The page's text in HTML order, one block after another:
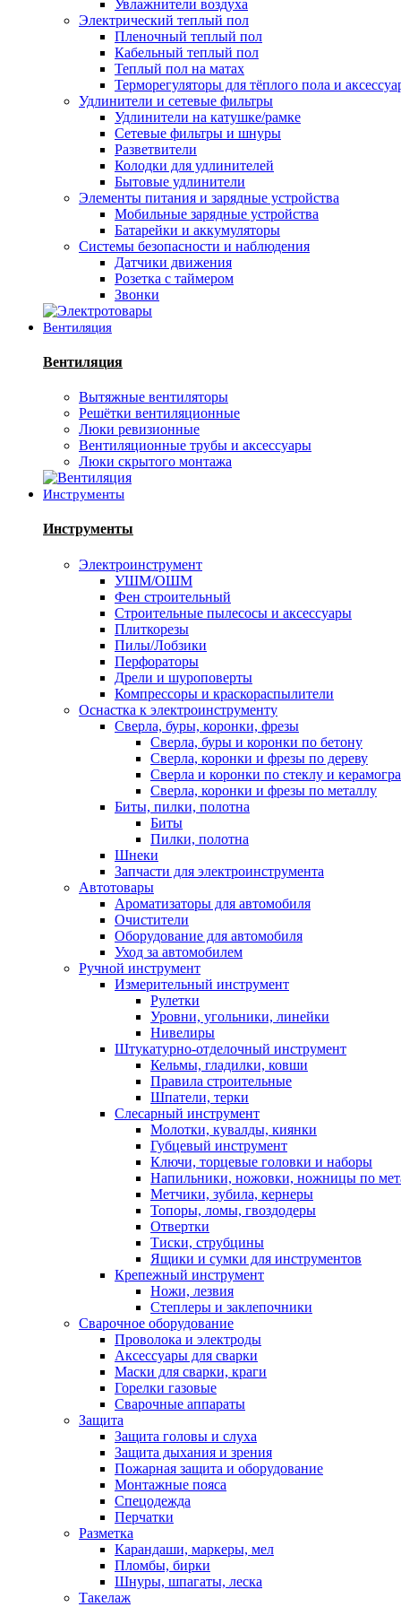
Увлажнители воздуха
Электрический теплый пол
Пленочный теплый пол
Кабельный теплый пол
Теплый пол на матах
Терморегуляторы для тёплого пола и
Удлинители и сетевые фильтры
Удлинители на катушке/рамке
Сетевые фильтры и шнуры
Разветвители
Колодки для удлинителей
Бытовые удлинители
Элементы питания и зарядные устройства
Мобильные зарядные устройства
Батарейки и аккумуляторы
Системы безопасности и наблюдения
Датчики движения
Розетка с таймером
Звонки
Вентиляция
Вентиляция
Вытяжные вентиляторы
Решётки вентиляционные
Люки ревизионные
Вентиляционные трубы и аксессуары
Люки скрытого монтажа
Инструменты
Инструменты
Электроинструмент
УШМ/ОШМ
Фен строительный
Строительные пылесосы и аксессуары
Плиткорезы
Пилы/Лобзики
Перфораторы
Дрели и шуроповерты
Компрессоры и краскораспылители
Оснастка к электроинструменту
Сверла, буры, коронки, фрезы
Сверла, буры и коронки по бетону
Сверла, коронки и фрезы по дереву
Сверла и коронки по стеклу и
Сверла, коронки и фрезы по металлу
Биты, пилки, полотна
Биты
Пилки, полотна
Шнеки
Запчасти для электроинструмента
Автотовары
Ароматизаторы для автомобиля
Очистители
Оборудование для автомобиля
Уход за автомобилем
Ручной инструмент
Измерительный инструмент
Рулетки
Уровни, угольники, линейки
Нивелиры
Штукатурно-отделочный инструмент
Кельмы, гладилки, ковши
Правила строительные
Шпатели, терки
Слесарный инструмент
Молотки, кувалды, киянки
Губцевый инструмент
Ключи, торцевые головки и наборы
Напильники, ножовки, ножницы по
Метчики, зубила, кернеры
Топоры, ломы, гвоздодеры
Отвертки
Тиски, струбцины
Ящики и сумки для инструментов
Крепежный инструмент
Ножи, лезвия
Степлеры и заклепочники
Сварочное оборудование
Проволока и электроды
Аксессуары для сварки
Маски для сварки, краги
Горелки газовые
Сварочные аппараты
Защита
Защита головы и слуха
Защита дыхания и зрения
Пожарная защита и оборудование
Монтажные пояса
Спецодежда
Перчатки
Разметка
Карандаши, маркеры, мел
Пломбы, бирки
Шнуры, шпагаты, леска
Такелаж